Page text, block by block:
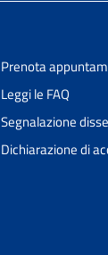
Prenota
Leggi le FAQ
Segnalazione
Dichiarazione di